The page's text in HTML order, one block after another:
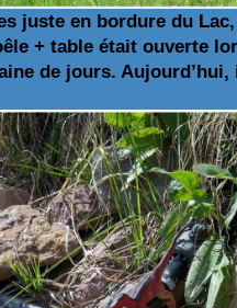
juste en bordure du
+ table était ouverte
de jours.